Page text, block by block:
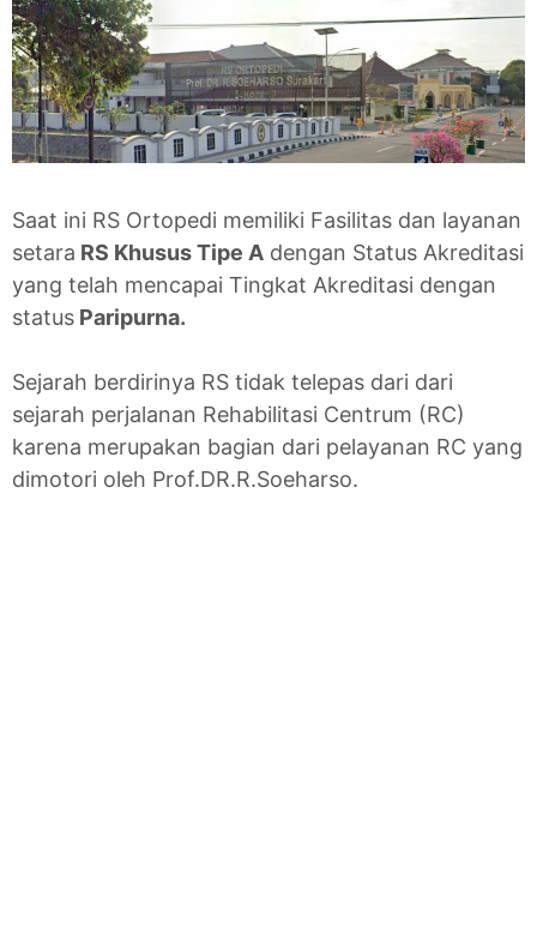
Saat ini RS Ortopedi memiliki Fasilitas dan layanan
setara RS Khusus Tipe A dengan Status Akreditasi
yang telah mencapai Tingkat Akreditasi dengan
status Paripurna.
Sejarah berdirinya RS tidak telepas dari dari
sejarah perjalanan Rehabilitasi Centrum (RC)
karena merupakan bagian dari pelayanan RC yang
dimotori oleh Prof.DR.R.Soeharso.